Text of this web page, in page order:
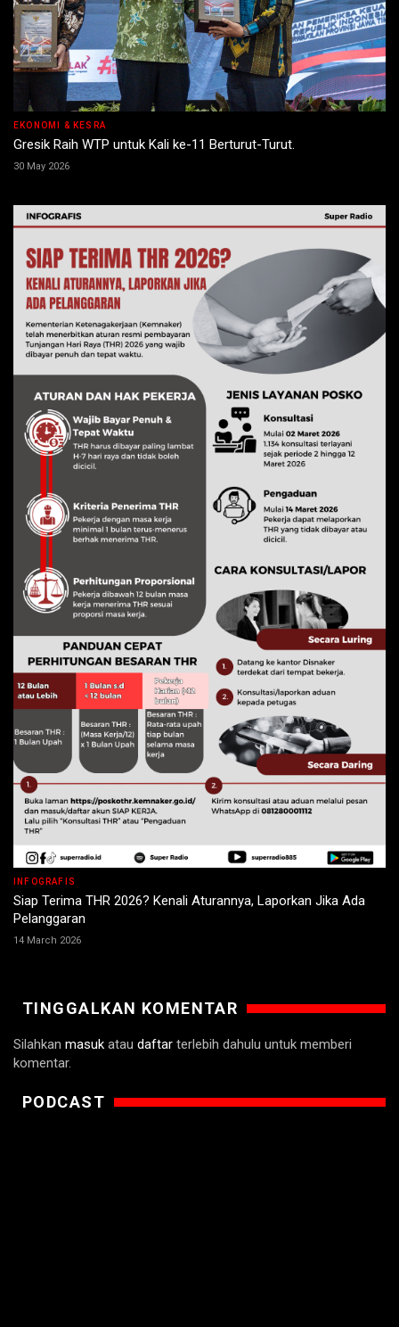
EKONOMI & KESRA
Gresik Raih WTP untuk Kali ke-11 Berturut-Turut.
30 May 2026
INFOGRAFIS
Siap Terima THR 2026? Kenali Aturannya, Laporkan Jika Ada
Pelanggaran
14 March 2026
TINGGALKAN KOMENTAR
Silahkan masuk atau daftar terlebih dahulu untuk memberi
komentar.
PODCAST